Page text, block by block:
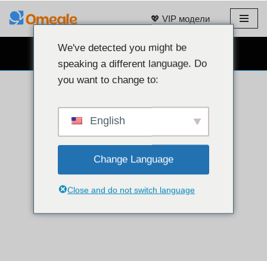
съдържанието
💖 VIP модели
БЕЗПЛАТЕН ЧАТ С УЕБ КАМЕРА 👉
We've detected you might be
speaking a different language. Do
you want to change to:
English
Change Language
Close and do not switch language